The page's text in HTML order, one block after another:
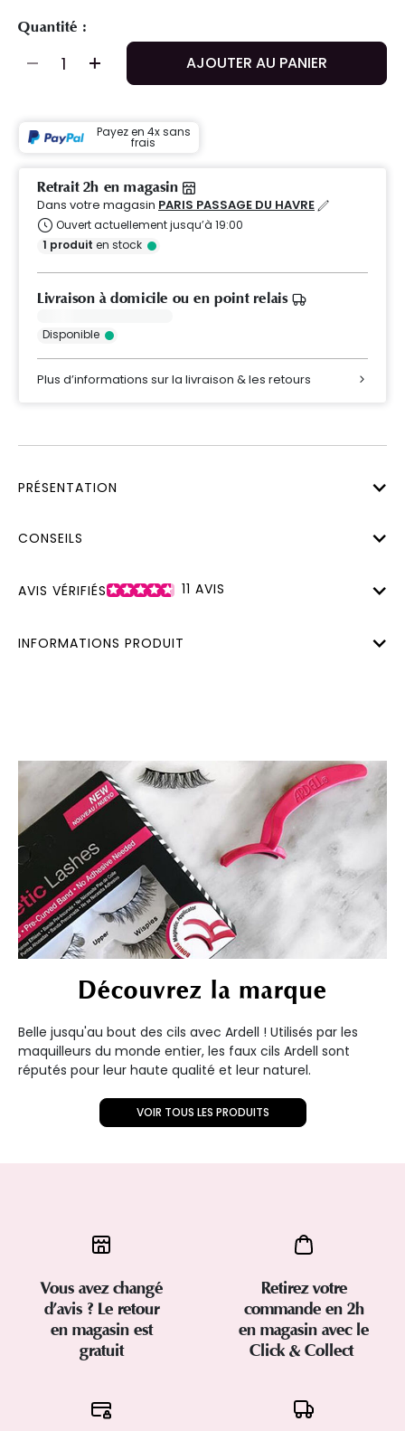
Quantité :
AJOUTER AU PANIER
Payez en 4x sans
frais
Retrait 2h en magasin
Dans votre magasin PARIS PASSAGE DU HAVRE
Ouvert actuellement jusqu’à 19:00
1 produit en stock
Livraison à domicile ou en point relais
Disponible
Plus d’informations sur la livraison & les retours
PRÉSENTATION
CONSEILS
AVIS VÉRIFIÉS 11 AVIS
INFORMATIONS PRODUIT
Découvrez la marque
Belle jusqu'au bout des cils avec Ardell ! Utilisés par les
maquilleurs du monde entier, les faux cils Ardell sont
réputés pour leur haute qualité et leur naturel.
VOIR TOUS LES PRODUITS
Vous avez changé
d’avis ? Le retour
en magasin est
gratuit
Retirez votre
commande en 2h
en magasin avec le
Click & Collect